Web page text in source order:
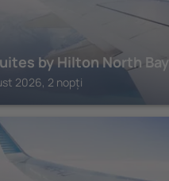
by Hilton North Bay
2026, 2 nopți